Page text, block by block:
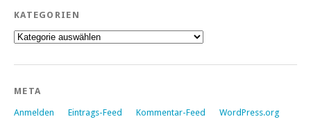
KATEGORIEN
Kategorien
META
Anmelden Eintrags-Feed Kommentar-Feed WordPress.org